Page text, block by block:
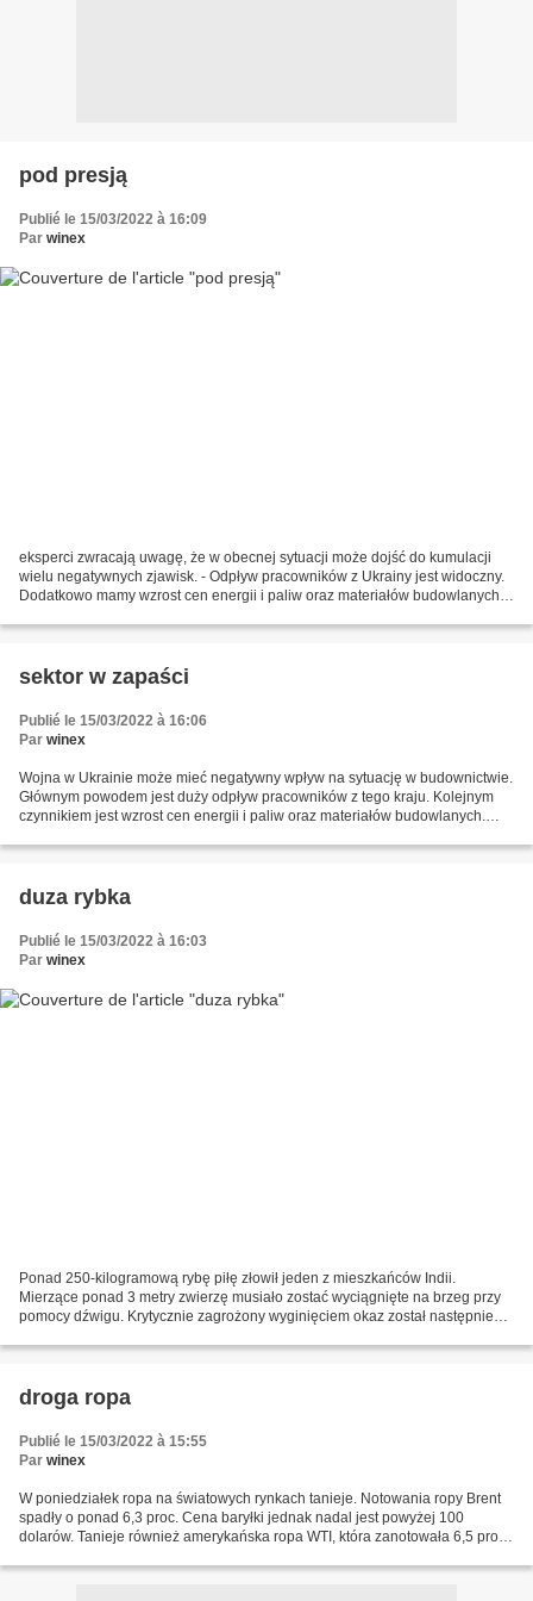
pod presją
Publié le 15/03/2022 à 16:09
Par winex
eksperci zwracają uwagę, że w obecnej sytuacji może dojść do kumulacji
wielu negatywnych zjawisk. - Odpływ pracowników z Ukrainy jest widoczny.
Dodatkowo mamy wzrost cen energii i paliw oraz materiałów budowlanych,
sektor w zapaści
Publié le 15/03/2022 à 16:06
Par winex
Wojna w Ukrainie może mieć negatywny wpływ na sytuację w budownictwie.
Głównym powodem jest duży odpływ pracowników z tego kraju. Kolejnym
czynnikiem jest wzrost cen energii i paliw oraz materiałów budowlanych.
duza rybka
Publié le 15/03/2022 à 16:03
Par winex
Ponad 250-kilogramową rybę piłę złowił jeden z mieszkańców Indii.
Mierzące ponad 3 metry zwierzę musiało zostać wyciągnięte na brzeg przy
pomocy dźwigu. Krytycznie zagrożony wyginięciem okaz został następnie
droga ropa
Publié le 15/03/2022 à 15:55
Par winex
W poniedziałek ropa na światowych rynkach tanieje. Notowania ropy Brent
spadły o ponad 6,3 proc. Cena baryłki jednak nadal jest powyżej 100
dolarów. Tanieje również amerykańska ropa WTI, która zanotowała 6,5 proc.